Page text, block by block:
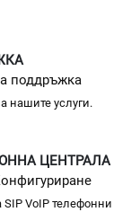
поддръжка
нашите услуги.
ЦЕНТРАЛА
VoIP телефонни